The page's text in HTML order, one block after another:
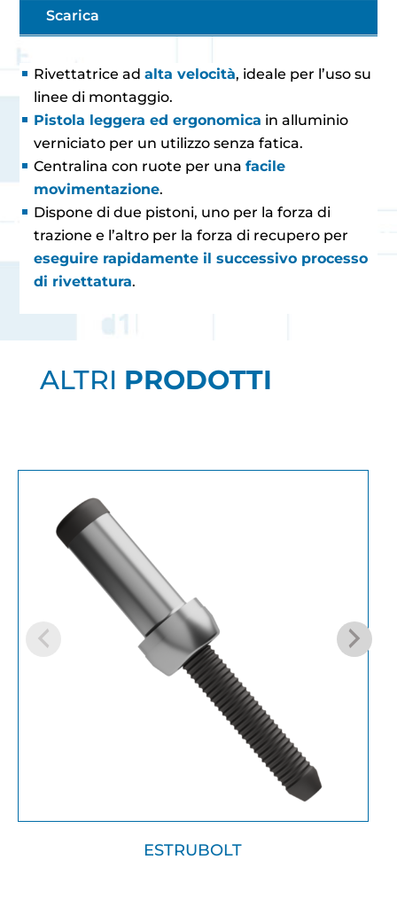
Scarica
Rivettatrice adalta velocità, ideale per l’uso su
linee di montaggio.
Pistola leggera ed ergonomica in alluminio
verniciato per un utilizzo senza fatica.
Centralina con ruote per unafacile
movimentazione.
Dispone di due pistoni, uno per la forza di
trazione e l’altro per la forza di recupero per
eseguire rapidamente il successivo processo
di rivettatura.
ALTRI PRODOTTI
ESTRUBOLT